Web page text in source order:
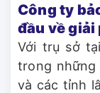
Công ty
đầu về giải
Với trụ sở
trong
và các tỉnh